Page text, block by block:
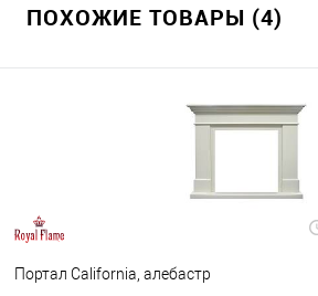
ПОХОЖИЕ ТОВАРЫ (4)
Портал California, алебастр